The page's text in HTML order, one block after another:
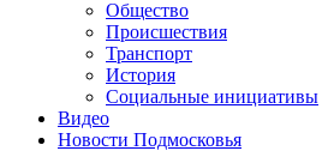
Общество
Происшествия
Транспорт
История
Социальные инициативы
Видео
Новости Подмосковья